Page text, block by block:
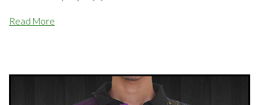
Read More